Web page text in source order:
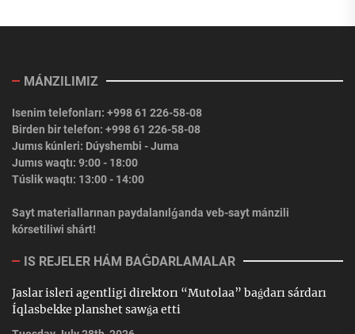
MÁNZILIMIZ
Isenim telefonları: +998 61 226-58-08
Birden bir telefon: +998 61 226-58-08
Jumıs kúnleri: Dúyshembi - Juma
Jumıs waqtı: 9:00 - 18:00
Túslik waqtı: 13:00 - 14:00
Sayt materiallarınan paydalanılǵanda veb-sayt mánzili
kórsetiliwi shárt!
IS REJELER HÁM BAǴDARLAMALAR
Jaslar isleri agentligi direktorı “Mutolaa” baǵdarı sárdarı
Íqlasbekke planshet sawǵa etti